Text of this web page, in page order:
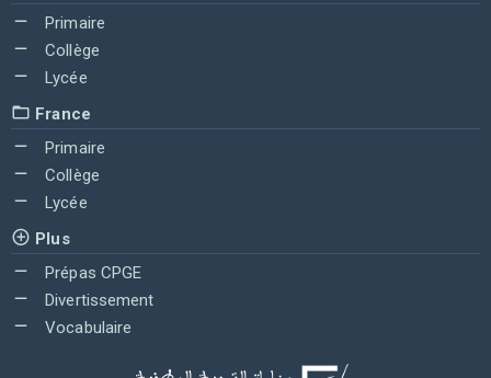
Primaire
Collège
Lycée
France
Primaire
Collège
Lycée
Plus
Prépas CPGE
Divertissement
Vocabulaire